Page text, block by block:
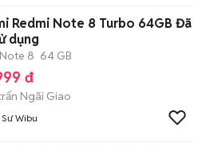
Redmi Note 8 Turbo 64GB Đã
dụng
8 64 GB
đ
Ngãi Giao
Wibu